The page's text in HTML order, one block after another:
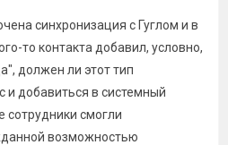
синхронизация с Гуглом и в
то контакта добавил, условно,
должен ли этот тип
и добавиться в системный
сотрудники смогли
возможностью